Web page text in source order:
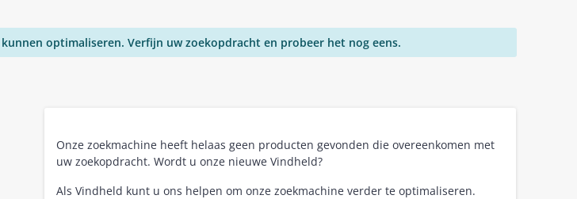
optimaliseren. Verfijn uw zoekopdracht en probeer het nog eens.
Onze zoekmachine heeft helaas geen producten gevonden die overeenkomen met
uw zoekopdracht. Wordt u onze nieuwe Vindheld?
Als Vindheld kunt u ons helpen om onze zoekmachine verder te optimaliseren.